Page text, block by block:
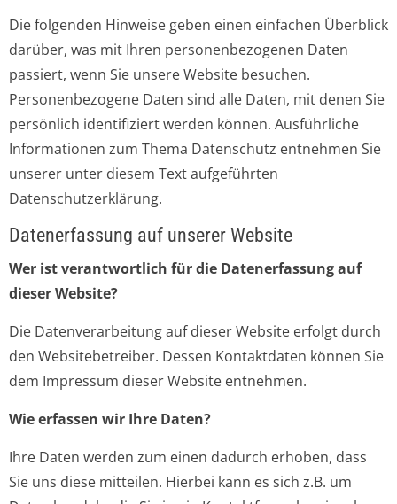
Die folgenden Hinweise geben einen einfachen Überblick
darüber, was mit Ihren personenbezogenen Daten
passiert, wenn Sie unsere Website besuchen.
Personenbezogene Daten sind alle Daten, mit denen Sie
persönlich identifiziert werden können. Ausführliche
Informationen zum Thema Datenschutz entnehmen Sie
unserer unter diesem Text aufgeführten
Datenschutzerklärung.
Datenerfassung auf unserer Website
Wer ist verantwortlich für die Datenerfassung auf
dieser Website?
Die Datenverarbeitung auf dieser Website erfolgt durch
den Websitebetreiber. Dessen Kontaktdaten können Sie
dem Impressum dieser Website entnehmen.
Wie erfassen wir Ihre Daten?
Ihre Daten werden zum einen dadurch erhoben, dass
Sie uns diese mitteilen. Hierbei kann es sich z.B. um